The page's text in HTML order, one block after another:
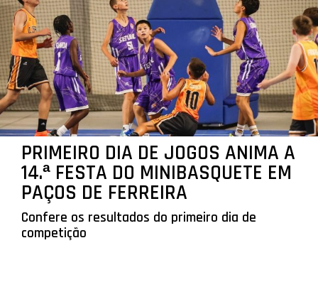
PRIMEIRO DIA DE JOGOS ANIMA A
14.ª FESTA DO MINIBASQUETE EM
PAÇOS DE FERREIRA
Confere os resultados do primeiro dia de
competição